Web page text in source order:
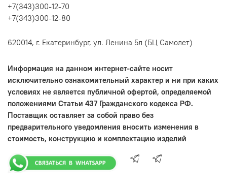
+7(343)300-12-70
+7(343)300-12-80
620014, г. Екатеринбург, ул. Ленина 5л (БЦ Самолет)
Информация на данном интернет-сайте носит
исключительно ознакомительный характер и ни при каких
условиях не является публичной офертой, определяемой
положениями Статьи 437 Гражданского кодекса РФ.
Поставщик оставляет за собой право без
предварительного уведомления вносить изменения в
стоимость, конструкцию и комплектацию изделий